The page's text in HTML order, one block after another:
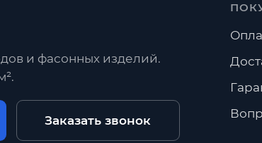
и фасонных изделий.
Заказать звонок